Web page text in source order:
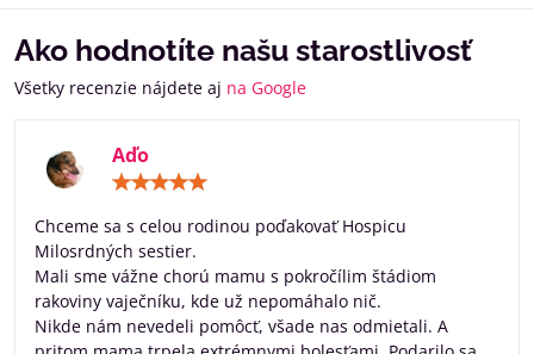
Ako hodnotíte našu starostlivosť
Všetky recenzie nájdete aj na Google
Aďo
5
Chceme sa s celou rodinou poďakovať Hospicu
Milosrdných sestier.
Mali sme vážne chorú mamu s pokročílim štádiom
rakoviny vaječníku, kde už nepomáhalo nič.
Nikde nám nevedeli pomôcť, všade nas odmietali. A